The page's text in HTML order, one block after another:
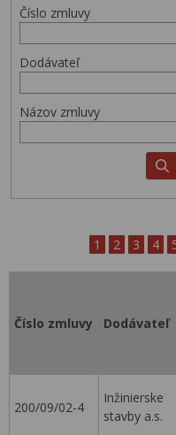
Číslo zmluvy
Dodávateľ
Názov zmluvy
1 2 3 4
Číslo zmluvy Dodávateľ
200/09/02-4
Inžinierske
stavby a.s.